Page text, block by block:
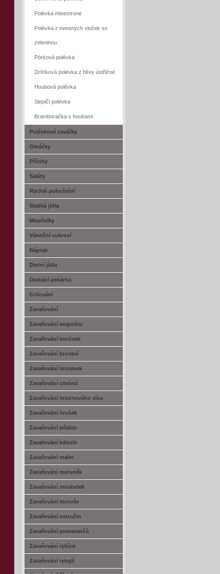
Polévka minestrone
Polévka z ovesných vloček se
zeleninou
Pórková polévka
Dršťková polévka z hlívy ústřičné
Houbová polévka
Slepičí polévka
Bramboračka s houbami
Polévkové zavářky
Omáčky
Přílohy
Saláty
Rychlé pohoštění
Sladká jídla
Moučníky
Vánoční cukroví
Nápoje
Dietní jídla
Domácí pekárna
Grilování
Zavařování
Zavařování angreštu
Zavařování borůvek
Zavařování broskví
Zavařování brusinek
Zavařování citrónů
Zavařování hroznového vína
Zavařování hrušek
Zavařování jeřabin
Zavařování kdoule
Zavařování malin
Zavařování meruněk
Zavařování mirabelek
Zavařování moruše
Zavařování ostružin
Zavařování pomerančů
Zavařování rybízu
Zavařování rynglí